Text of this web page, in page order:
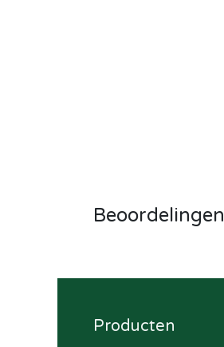
Beoordelingen
Producten